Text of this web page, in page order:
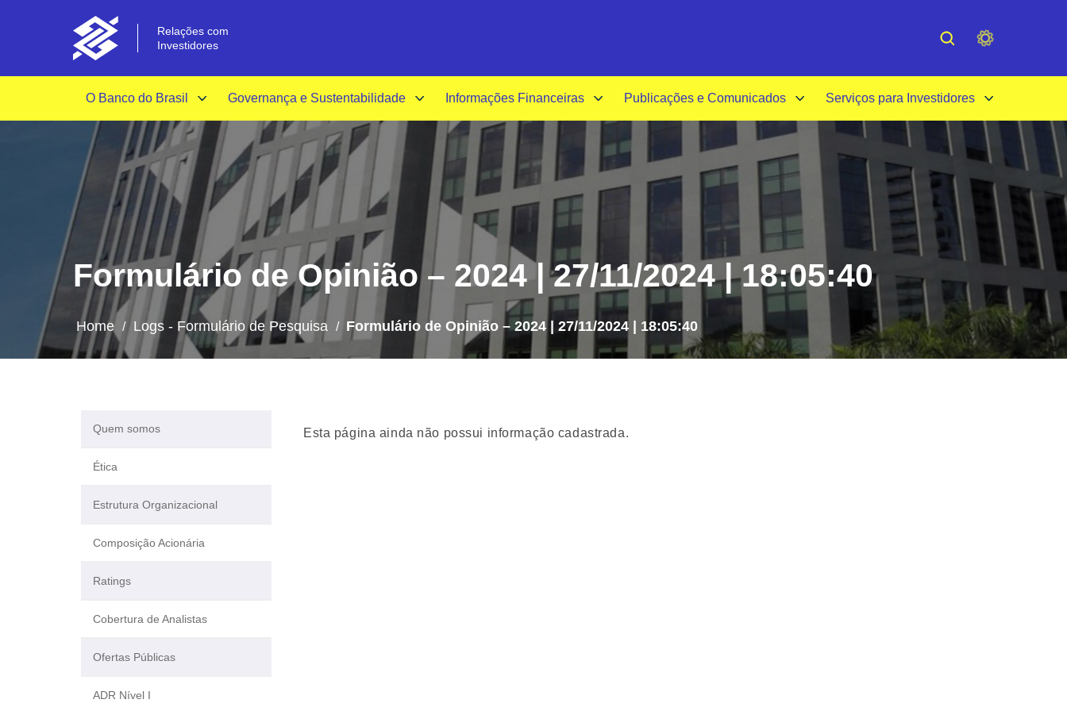
Relações com
Investidores
O Banco do Brasil Governança e Sustentabilidade Informações Financeiras Publicações e Comunicados Serviços para Investidores
Formulário de Opinião – 2024 | 27/11/2024 | 18:05:40
Home / Logs - Formulário de Pesquisa / Formulário de Opinião – 2024 | 27/11/2024 | 18:05:40
Quem somos
Ética
Estrutura Organizacional
Composição Acionária
Ratings
Cobertura de Analistas
Ofertas Públicas
ADR Nível I
Esta página ainda não possui informação cadastrada.